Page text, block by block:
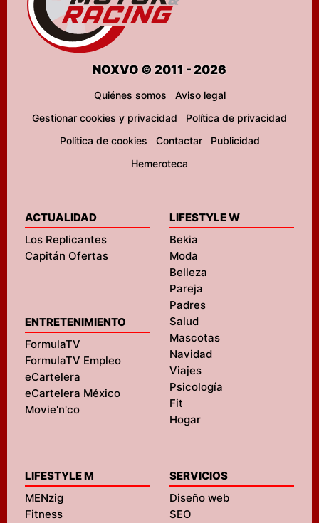
NOXVO © 2011 - 2026
Quiénes somos
Aviso legal
Gestionar cookies y privacidad
Política de privacidad
Política de cookies
Contactar
Publicidad
Hemeroteca
ACTUALIDAD
Los Replicantes
Capitán Ofertas
ENTRETENIMIENTO
FormulaTV
FormulaTV Empleo
eCartelera
eCartelera México
Movie'n'co
LIFESTYLE W
Bekia
Moda
Belleza
Pareja
Padres
Salud
Mascotas
Navidad
Viajes
Psicología
Fit
Hogar
LIFESTYLE M
MENzig
Fitness
SERVICIOS
Diseño web
SEO